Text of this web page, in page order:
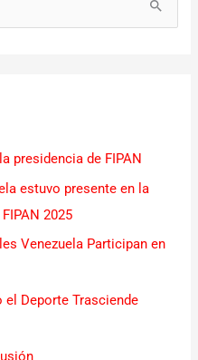
presidencia de FIPAN
estuvo presente en la
2025
Venezuela Participan en
el Deporte Trasciende